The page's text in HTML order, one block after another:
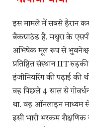
इस मामले में सबसे हैरान
बैकग्राउंड है. मथुरा के एसपी
अभिषेक मूल रूप से
प्रतिष्ठित संस्थान IIT
इंजीनियरिंग की पढ़ाई की
वह पिछले 4 साल से
था. वह ऑनलाइन माध्यम से
इसी भारी भरकम शैक्षणिक